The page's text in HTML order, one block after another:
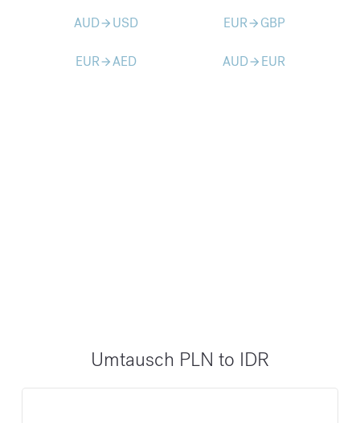
AUDarrow_forward USD EURarrow_forward GBP
EURarrow_forwardAED AUDarrow_forward EUR
Umtausch PLN to IDR